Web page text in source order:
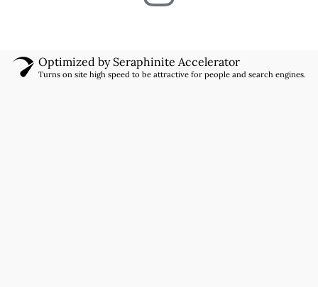
Optimized by Seraphinite Accelerator
Turns on site high speed to be attractive for people and search engines.